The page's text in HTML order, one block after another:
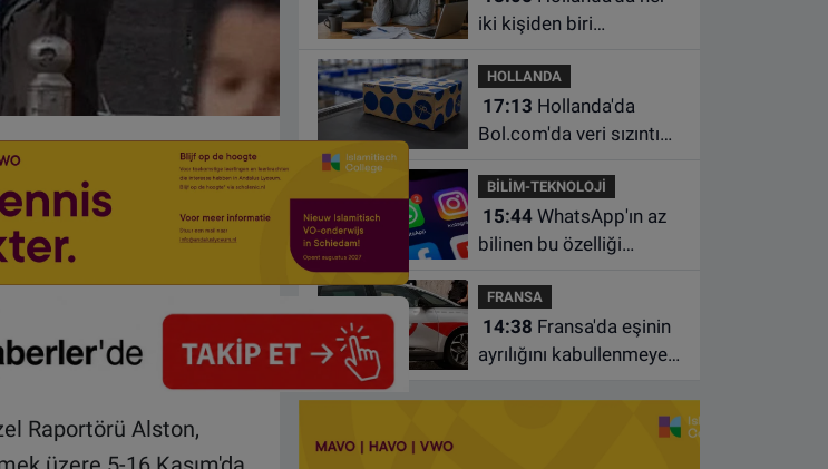
Raportörü Alston,
iki kişiden biri
HOLLANDA
17:13
Bol.com'da veri sızıntısı:
geçirilmiş olabilir
BİLİM-TEKNOLOJİ
15:44WhatsApp'ın az
bilinen bu özelliği
hale getiriyor
FRANSA
14:38
ayrılığını kabullenmeyen